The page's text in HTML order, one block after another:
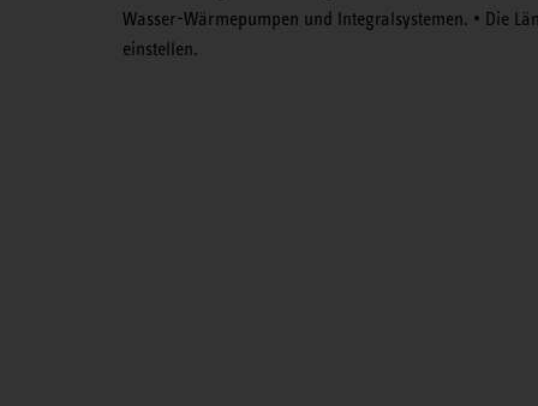
Wasser-Wärmepumpen und Integralsystemen. • Die
einstellen.